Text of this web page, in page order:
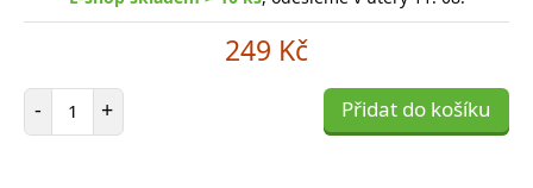
249 Kč
- Počet položek
+ Přidat do košíku